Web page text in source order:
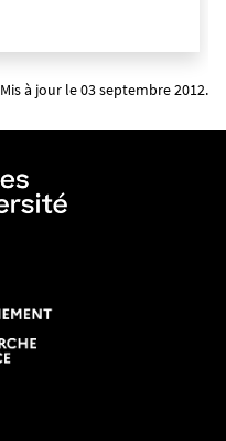
Mis à jour le 03 septembre 2012.